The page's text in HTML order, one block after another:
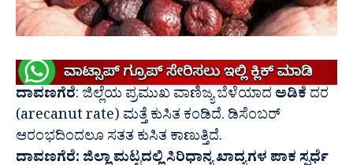
ದಾವಣಗೆರೆ: ಜಿಲ್ಲೆಯ ಪ್ರಮುಖ ವಾಣಿಜ್ಯ ಬೆಳೆಯಾದಅಡಿಕೆ ದರ
(arecanut rate) ಮತ್ತೆ‌ ಕುಸಿತ ಕಂಡಿದೆ. ಡಿಸೆಂಬರ್
ಆರಂಭದಿಂದಲೂ ಸತತ ಕುಸಿತ ಕಾಣುತ್ತಿದೆ.
ದಾವಣಗೆರೆ: ಜಿಲ್ಲಾ ಮಟ್ಟದಲ್ಲಿ ಸಿರಿಧಾನ್ಯ ಖಾದ್ಯಗಳ ಪಾಕ ಸ್ಪರ್ಧೆ